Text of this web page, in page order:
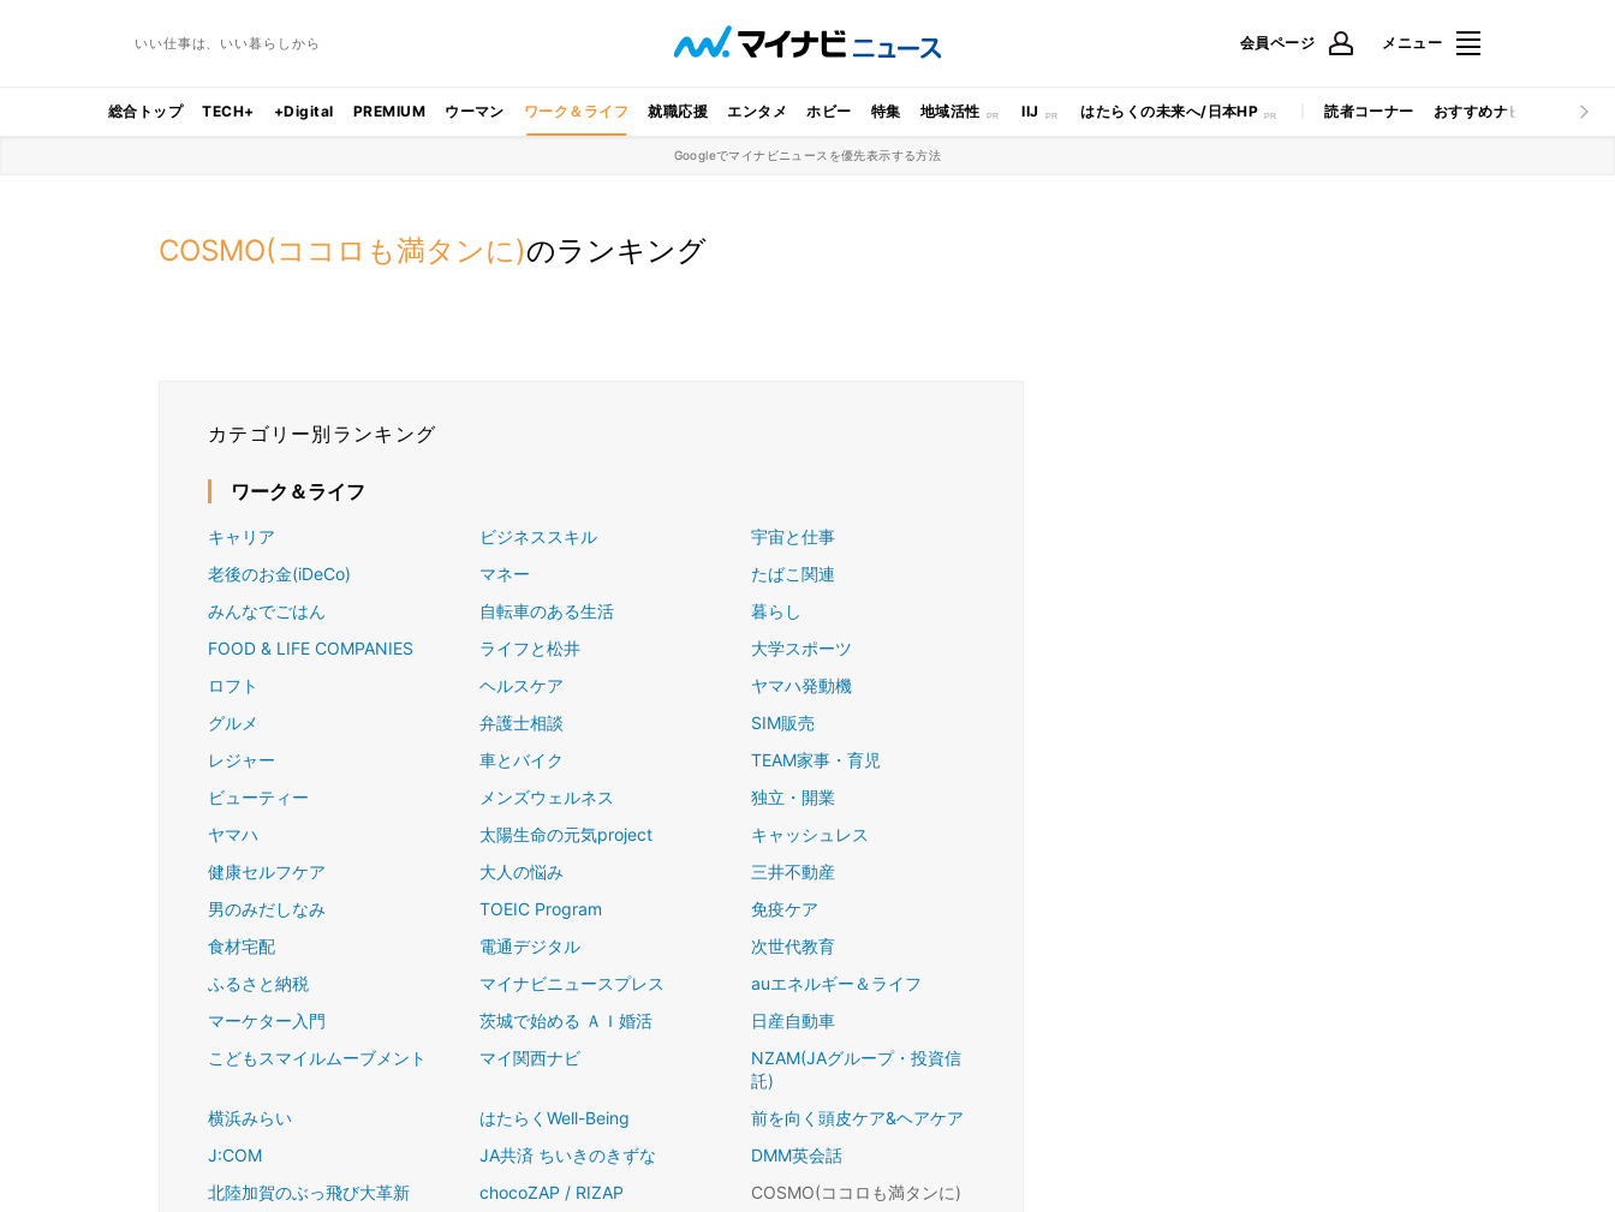
いい仕事は、いい暮らしから 会員ページ メニュー
総合トップ TECH+ +Digital PREMIUM ウーマン ワーク＆ライフ 就職応援 エンタメ ホビー 特集 地域活性 IIJ はたらくの未来へ/日本HP 読者コーナー おすすめナビ マイナビ
Googleでマイナビニュースを優先表示する方法
COSMO(ココロも満タンに)のランキング
カテゴリー別ランキング
ワーク＆ライフ
キャリア ビジネススキル
宇宙と仕事
老後のお金(iDeCo)
マネー
たばこ関連
みんなでごはん
自転車のある生活
暮らし
FOOD & LIFE COMPANIES
ライフと松井
大学スポーツ
ロフト
ヘルスケア
ヤマハ発動機
グルメ
弁護士相談
SIM販売
レジャー
車とバイク
TEAM家事・育児
ビューティー
メンズウェルネス
独立・開業
ヤマハ
太陽生命の元気project
キャッシュレス
健康セルフケア
大人の悩み
三井不動産
男のみだしなみ
TOEIC Program
免疫ケア
食材宅配
電通デジタル
次世代教育
ふるさと納税
マイナビニュースプレス
auエネルギー＆ライフ
マーケター入門
茨城で始める ＡＩ婚活
日産自動車
こどもスマイルムーブメント
マイ関西ナビ
NZAM(JAグループ・投資信
託)
横浜みらい
はたらくWell-Being
前を向く頭皮ケア&ヘアケア
J:COM
JA共済 ちいきのきずな
DMM英会話
北陸加賀のぶっ飛び大革新
chocoZAP / RIZAP
COSMO(ココロも満タンに)